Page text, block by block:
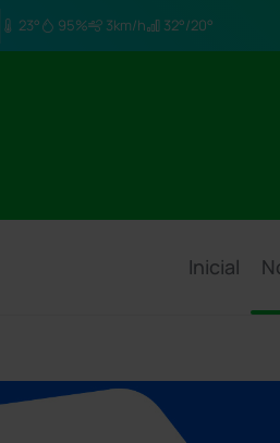
23° 95% 3km/h 32°/20°
Inicial